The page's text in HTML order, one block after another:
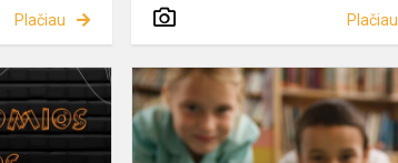
Plačiau Plačiau